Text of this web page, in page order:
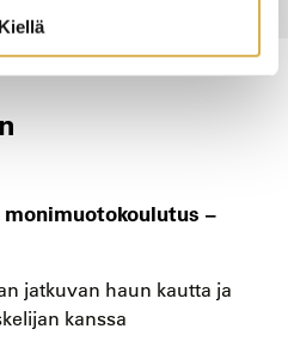
Kiellä
monimuotokoulutus –
jatkuvan haun kautta ja
kanssa